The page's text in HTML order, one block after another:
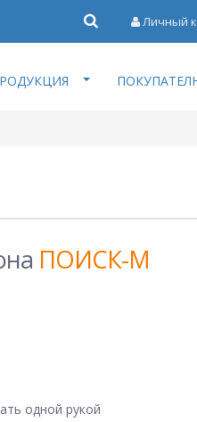
Личный
ПОИСК-М
одной рукой